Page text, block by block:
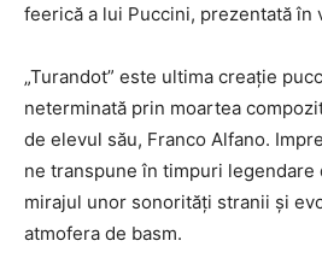
feerică a lui Puccini, prezentată în
„Turandot” este ultima creație
neterminată prin moartea
de elevul său, Franco Alfano.
ne transpune în timpuri legendare
mirajul unor sonorități stranii și
atmofera de basm.